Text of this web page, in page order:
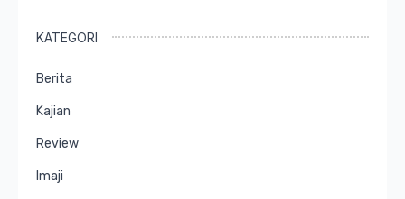
KATEGORI
Berita
Kajian
Review
Imaji